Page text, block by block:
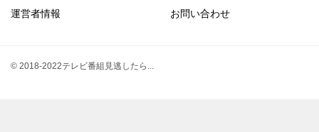
運営者情報 お問い合わせ
© 2018-2022テレビ番組見逃したら...